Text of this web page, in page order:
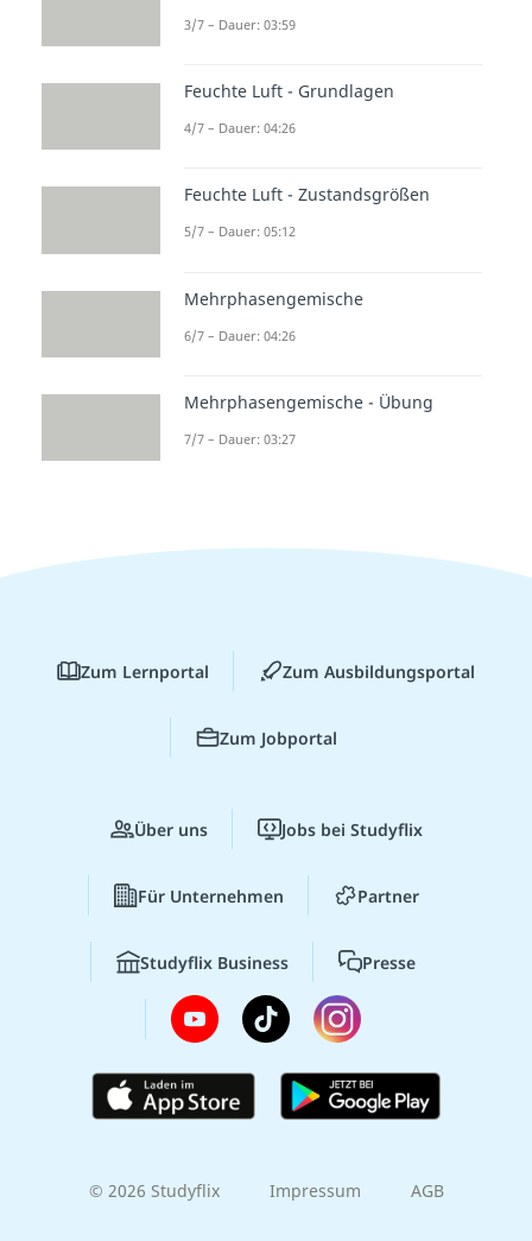
3/7 – Dauer: 03:59
Feuchte Luft - Grundlagen
4/7 – Dauer: 04:26
Feuchte Luft - Zustandsgrößen
5/7 – Dauer: 05:12
Mehrphasengemische
6/7 – Dauer: 04:26
Mehrphasengemische - Übung
7/7 – Dauer: 03:27
Zum Lernportal Zum Ausbildungsportal
Zum Jobportal
Über uns Jobs bei Studyflix
Für Unternehmen Partner
Studyflix Business Presse
© 2026 Studyflix Impressum AGB